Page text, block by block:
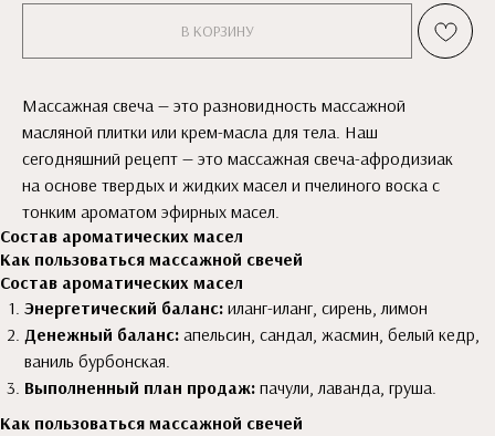
В КОРЗИНУ
Массажная свеча — это разновидность массажной
масляной плитки или крем-масла для тела. Наш
сегодняшний рецепт — это массажная свеча-афродизиак
на основе твердых и жидких масел и пчелиного воска с
тонким ароматом эфирных масел.
Состав ароматических масел
Как пользоваться массажной свечей
Состав ароматических масел
Энергетический баланс: иланг-иланг, сирень, лимон
Денежный баланс: апельсин, сандал, жасмин, белый кедр,
ваниль бурбонская.
Выполненный план продаж: пачули, лаванда, груша.
Как пользоваться массажной свечей